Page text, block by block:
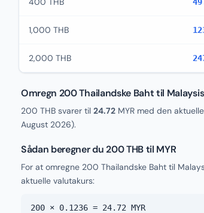
1,000 THB
2,000 THB
Omregn 200 Thailandske Baht til
200 THB svarer til 24.72 MYR med den
August 2026).
Sådan beregner du 200 THB til MYR
For at omregne 200 Thailandske Baht til
aktuelle valutakurs:
200 × 0.1236 = 24.72 MYR